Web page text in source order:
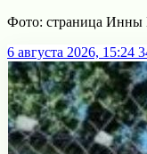
Фото: страница Инны
6 августа 2026, 15:24